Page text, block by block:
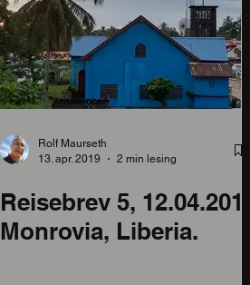
Rolf Maurseth
13. apr. 2019
2 min lesing
Reisebrev 5, 12.04.2019,
Monrovia, Liberia.